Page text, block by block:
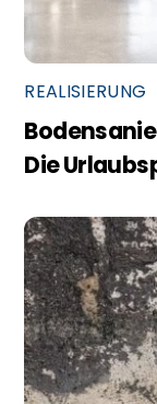
REALISIERUNG
Die